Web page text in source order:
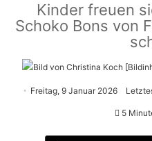
Kinder freuen
Schoko Bons von
Freitag, 9 Januar 2026
5